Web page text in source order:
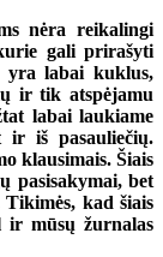
nėra reikalingi
gali prirašyti
yra labai kuklus,
ir tik atspėjamu
labai laukiame
iš pasauliečių.
klausimais. Šiais
pasisakymai, bet
kad šiais
ir mūsų žurnalas